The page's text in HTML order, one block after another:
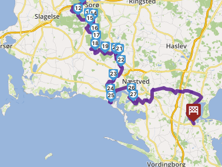
12
1314
15
16
17
18 19 2021
22
23
24
25
26
27